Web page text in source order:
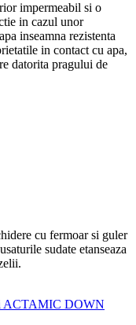
impermeabil si o
in cazul unor
inseamna rezistenta
in contact cu apa,
datorita pragului de
cu fermoar si guler
sudate etanseaza